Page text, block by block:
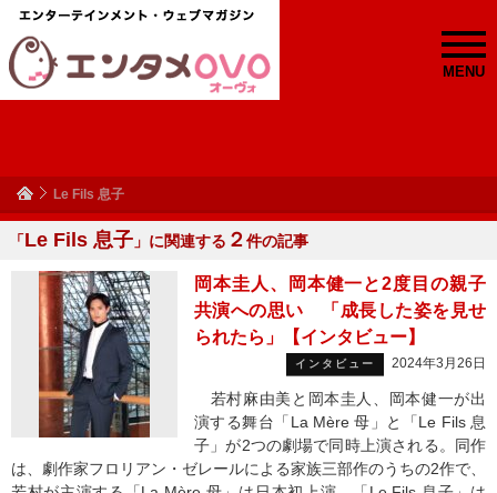
MENU
Le Fils 息子
「Le Fils 息子 」に関連する ２件の記事
岡本圭人、岡本健一と2度目の親子
共演への思い 「成長した姿を見せ
られたら」【インタビュー】
インタビュー 2024年3月26日
若村麻由美と岡本圭人、岡本健一が出
演する舞台「La Mère 母」と「Le Fils 息
子」が2つの劇場で同時上演される。同作
は、劇作家フロリアン・ゼレールによる家族三部作のうちの2作で、